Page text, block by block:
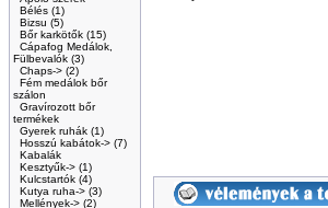
Bélés (1)
Bizsu (5)
Bőr karkötők (15)
Cápafog Medálok,
Fülbevalók (3)
Chaps-> (2)
Fém medálok bőr
szálon
Gravírozott bőr
termékek
Gyerek ruhák (1)
Hosszú kabátok-> (7)
Kabalák
Kesztyűk-> (1)
Kulcstartók (4)
Kutya ruha-> (3)
Mellények-> (2)